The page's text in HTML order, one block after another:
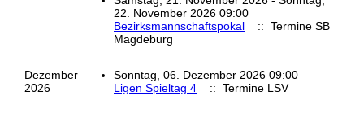
22. November 2026 09:00
Bezirksmannschaftspokal
:: Termine SB
Magdeburg
Dezember
2026
Sonntag, 06. Dezember 2026 09:00
Ligen Spieltag 4
:: Termine LSV